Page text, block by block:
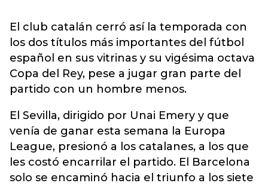
El club catalán cerró así la temporada con
los dos títulos más importantes del fútbol
español en sus vitrinas y su vigésima octava
Copa del Rey, pese a jugar gran parte del
partido con un hombre menos.
El Sevilla, dirigido por Unai Emery y que
venía de ganar esta semana la Europa
League, presionó a los catalanes, a los que
les costó encarrilar el partido. El Barcelona
solo se encaminó hacia el triunfo a los siete